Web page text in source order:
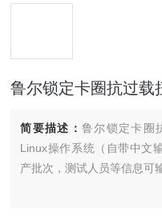
鲁尔锁定卡圈抗过载
简要描述：鲁尔锁定卡圈
Linux操作系统（自带中文
产批次，测试人员等信息可